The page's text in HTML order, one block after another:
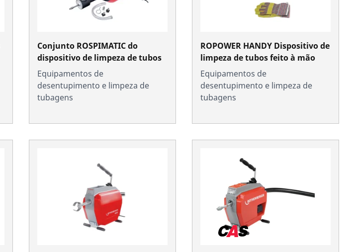
Conjunto ROSPIMATIC do
dispositivo de limpeza de tubos
Equipamentos de
desentupimento e limpeza de
tubagens
ROPOWER HANDY Dispositivo de
limpeza de tubos feito à mão
Equipamentos de
desentupimento e limpeza de
tubagens